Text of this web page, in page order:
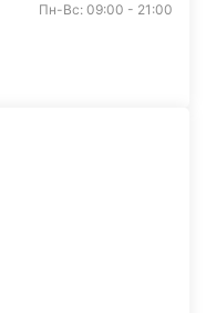
Пн-Вс: 09:00 - 21:00